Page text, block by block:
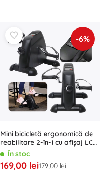
-6%
Mini bicicletă ergonomică de
reabilitare 2-în-1 cu afișaj LCD,
negru
În stoc
169,00 lei179,00 lei